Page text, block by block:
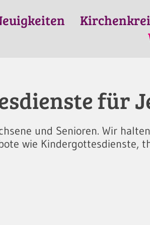
für
und Senioren. Wir
wie Kindergottesdienste,